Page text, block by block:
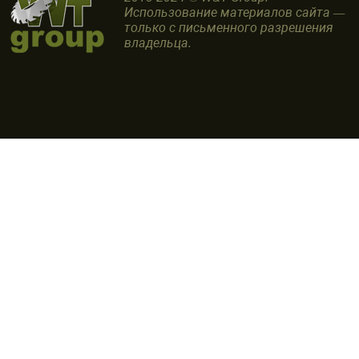
Использование материалов сайта —
только с письменного разрешения
владельца.